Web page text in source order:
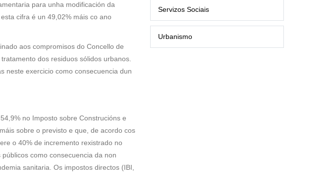
para unha modificación da
cifra é un 49,02% máis co ano
aos compromisos do Concello de
dos residuos sólidos urbanos.
neste exercicio como consecuencia dun
no Imposto sobre Construcións e
sobre o previsto e que, de acordo cos
o 40% de incremento rexistrado no
como consecuencia da non
sanitaria. Os impostos directos (IBI,
Servizos Sociais
Urbanismo